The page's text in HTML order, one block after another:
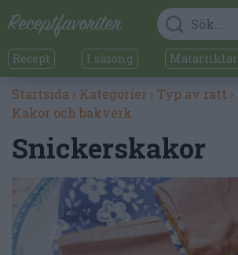
Recept I säsong Matartiklar
Startsida › Kategorier › Typ av rätt ›
Kakor och bakverk
Snickerskakor